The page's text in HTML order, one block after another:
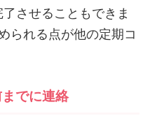
させることもできま
られる点が他の定期コ
でに連絡